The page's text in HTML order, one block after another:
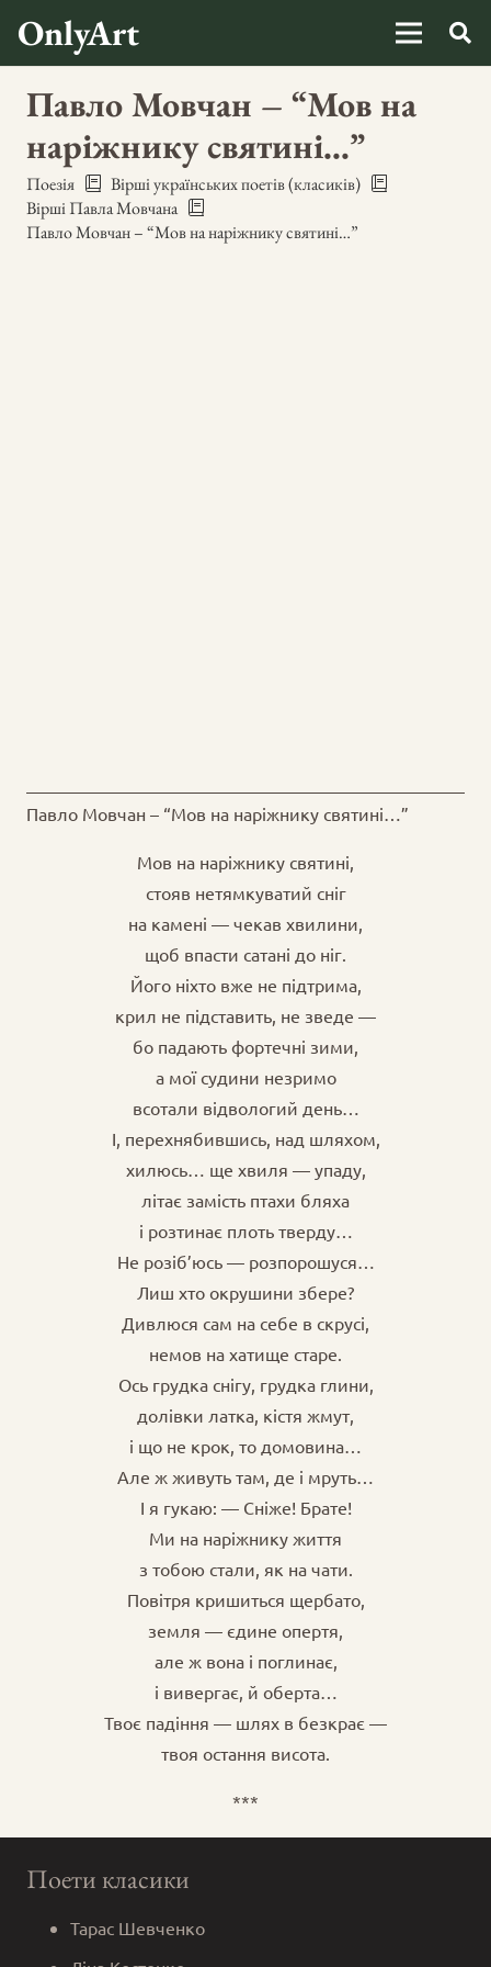
OnlyArt
Павло Мовчан – “Мов на
наріжнику святині…”
Поезія
Вірші українських поетів (класиків)
Вірші Павла Мовчана
Павло Мовчан – “Мов на наріжнику святині…”
Павло Мовчан – “Мов на наріжнику святині…”
Мов на наріжнику святині,
стояв нетямкуватий сніг
на камені — чекав хвилини,
щоб впасти сатані до ніг.
Його ніхто вже не підтрима,
крил не підставить, не зведе —
бо падають фортечні зими,
а мої судини незримо
всотали відвологий день…
І, перехнябившись, над шляхом,
хилюсь… ще хвиля — упаду,
літає замість птахи бляха
і розтинає плоть тверду…
Не розіб’юсь — розпорошуся…
Лиш хто окрушини збере?
Дивлюся сам на себе в скрусі,
немов на хатище старе.
Ось грудка снігу, грудка глини,
долівки латка, кістя жмут,
і що не крок, то домовина…
Але ж живуть там, де і мруть…
І я гукаю: — Сніже! Брате!
Ми на наріжнику життя
з тобою стали, як на чати.
Повітря кришиться щербато,
земля — єдине опертя,
але ж вона і поглинає,
і вивергає, й оберта…
Твоє падіння — шлях в безкрає —
твоя остання висота.
***
Поети класики
Тарас Шевченко